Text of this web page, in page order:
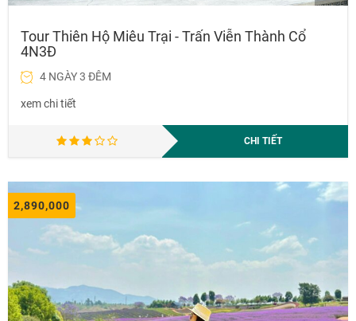
Tour Thiên Hộ Miêu Trại - Trấn Viễn Thành Cổ
4N3Đ
4 NGÀY 3 ĐÊM
xem chi tiết
CHI TIẾT
2,890,000